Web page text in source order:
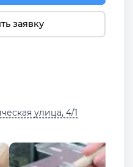
заявку
улица, 4/1